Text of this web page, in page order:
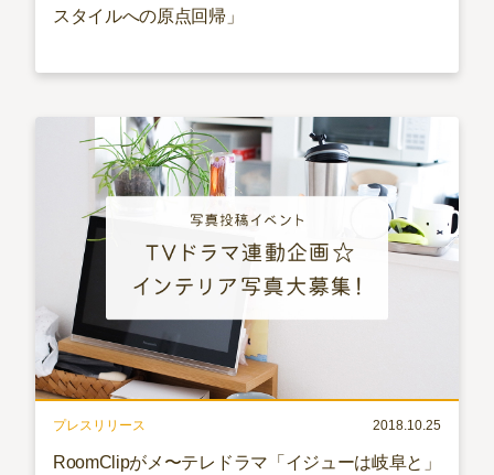
スタイルへの原点回帰」
プレスリリース 2018.10.25
RoomClipがメ〜テレドラマ「イジューは岐阜と」